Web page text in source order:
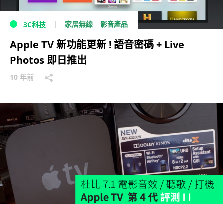
3C科技 家居無線 影音產品
Apple TV 新功能更新 ! 語音密碼 + Live
Photos 即日推出
10 年前